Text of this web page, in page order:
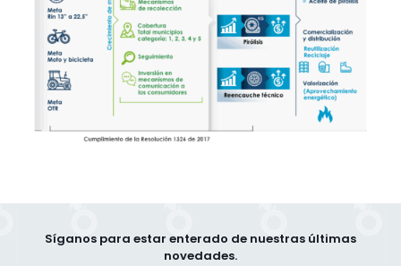
Síganos para estar enterado de nuestras últimas
novedades.